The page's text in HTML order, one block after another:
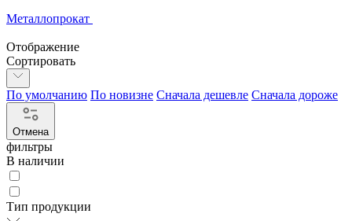
Металлопрокат
Отображение
Сортировать
По умолчанию По новизне Сначала дешевле Сначала дороже
Отмена
фильтры
В наличии
Тип продукции